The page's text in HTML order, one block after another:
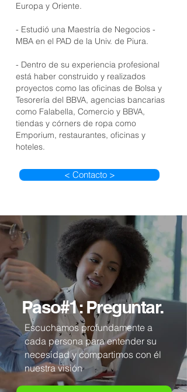
Europa y Oriente.
- Estudió una Maestría de Negocios -
MBA en el PAD de la Univ. de Piura.
- Dentro de su experiencia profesional
está haber construido y realizados
proyectos como las oficinas de Bolsa y
Tesorería del BBVA, agencias bancarias
como Falabella, Comercio y BBVA,
tiendas y córners de ropa como
Emporium, restaurantes, oficinas y
hoteles.
< Contacto >
Paso#1: Preguntar.
Escuchamos profundamente a
cada persona para entender su
necesidad y compartimos con él
nuestra visión